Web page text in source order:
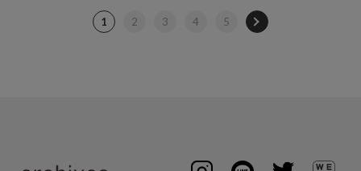
1 2 3 4 5